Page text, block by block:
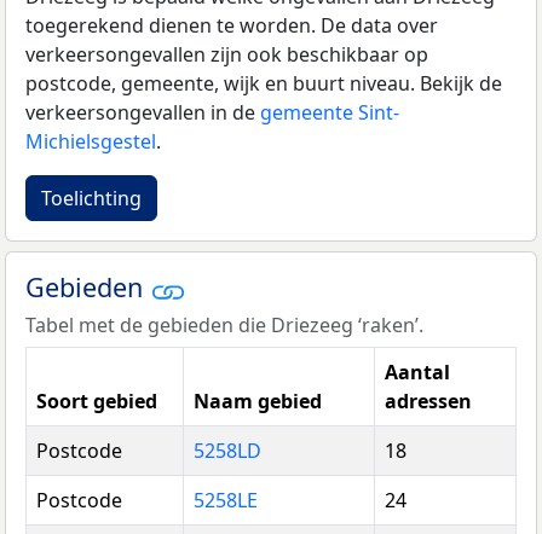
toegerekend dienen te worden. De data over
verkeersongevallen zijn ook beschikbaar op
postcode, gemeente, wijk en buurt niveau. Bekijk de
verkeersongevallen in de gemeente Sint-
Michielsgestel.
Toelichting
Gebieden
Tabel met de gebieden die Driezeeg ‘raken’.
Soort gebied Naam gebied
Aantal
adressen
Postcode
5258LD
18
Postcode
5258LE
24